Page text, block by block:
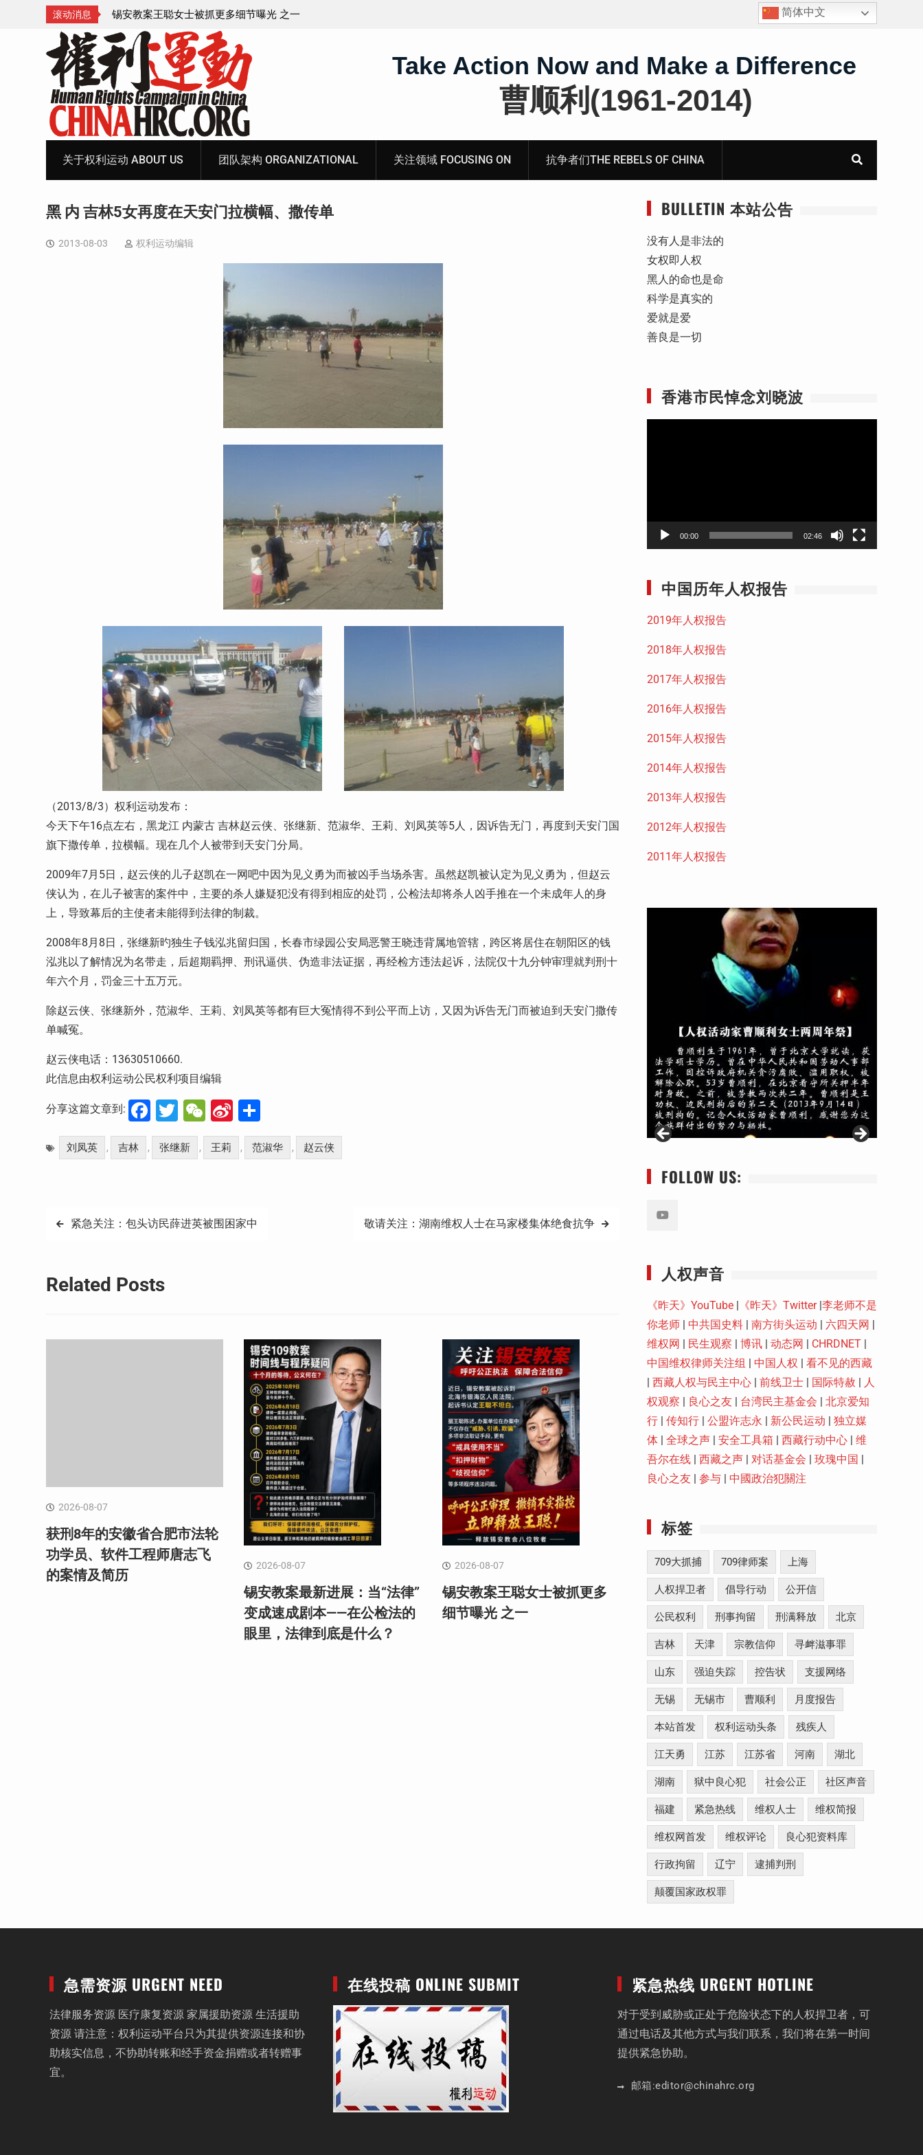
滚动消息
速成剧本——在公检 锡安教案王聪女士被抓更多细节曝光 之一
获刑8年的安徽省合肥市法轮功学员、软件工程师唐志
简体中文
Take Action Now and Make a Difference
曹顺利(1961-2014)
关于权利运动 ABOUT US 团队架构 ORGANIZATIONAL 关注领域 FOCUSING ON 抗争者们THE REBELS OF CHINA
黑 内 吉林5女再度在天安门拉横幅、撒传单
2013-08-03 权利运动编辑
（2013/8/3）权利运动发布：
今天下午16点左右，黑龙江 内蒙古 吉林赵云侠、张继新、范淑华、王莉、刘凤英等5人，因诉告无门，再度到天安门国
旗下撒传单，拉横幅。现在几个人被带到天安门分局。
2009年7月5日，赵云侠的儿子赵凯在一网吧中因为见义勇为而被凶手当场杀害。虽然赵凯被认定为见义勇为，但赵云
侠认为，在儿子被害的案件中，主要的杀人嫌疑犯没有得到相应的处罚，公检法却将杀人凶手推在一个未成年人的身
上，导致幕后的主使者未能得到法律的制裁。
2008年8月8日，张继新旳独生子钱泓兆留归国，长春市绿园公安局恶警王晓违背属地管辖，跨区将居住在朝阳区的钱
泓兆以了解情况为名带走，后超期羁押、刑讯逼供、伪造非法证据，再经检方违法起诉，法院仅十九分钟审理就判刑十
年六个月，罚金三十五万元。
除赵云侠、张继新外，范淑华、王莉、刘凤英等都有巨大冤情得不到公平而上访，又因为诉告无门而被迫到天安门撒传
单喊冤。
赵云侠电话：13630510660.
此信息由权利运动公民权利项目编辑
分享这篇文章到: Facebook
Twitter
WeChat
Sina
Weibo
享
刘凤英 , 吉林 , 张继新 , 王莉 , 范淑华 , 赵云侠
文
导
紧急关注：包头访民薛进英被围困家中 敬请关注：湖南维权人士在马家楼集体绝食抗争
Related Posts
2026-08-07
获刑8年的安徽省合肥市法轮
功学员、软件工程师唐志飞
的案情及简历
2026-08-07
锡安教案最新进展：当“法律”
变成速成剧本——在公检法的
眼里，法律到底是什么？
2026-08-07
锡安教案王聪女士被抓更多
细节曝光 之一
BULLETIN 本站公告
没有人是非法的
女权即人权
黑人的命也是命
科学是真实的
爱就是爱
善良是一切
香港市民悼念刘晓波
00:00 02:46
中国历年人权报告
2019年人权报告
2018年人权报告
2017年人权报告
2016年人权报告
2015年人权报告
2014年人权报告
2013年人权报告
2012年人权报告
2011年人权报告
FOLLOW US:
人权声音
《昨天》YouTube | 《昨天》Twitter|李老师不是
你老师 | 中共国史料 | 南方街头运动 | 六四天网 |
维权网 | 民生观察 | 博讯 | 动态网 | CHRDNET |
中国维权律师关注组 | 中国人权 | 看不见的西藏
| 西藏人权与民主中心 | 前线卫士 | 国际特赦 | 人
权观察 | 良心之友 | 台湾民主基金会 | 北京爱知
行 | 传知行 | 公盟许志永 | 新公民运动 | 独立媒
体 | 全球之声 | 安全工具箱 | 西藏行动中心 | 维
吾尔在线 | 西藏之声 | 对话基金会 | 玫瑰中国 |
良心之友 | 参与 | 中國政治犯關注
标签
709大抓捕 709律师案 上海
人权捍卫者 倡导行动 公开信
公民权利 刑事拘留 刑满释放 北京
吉林 天津 宗教信仰 寻衅滋事罪
山东 强迫失踪 控告状 支援网络
无锡 无锡市 曹顺利 月度报告
本站首发 权利运动头条 残疾人
江天勇 江苏 江苏省 河南 湖北
湖南 狱中良心犯 社会公正 社区声音
福建 紧急热线 维权人士 维权简报
维权网首发 维权评论 良心犯资料库
行政拘留 辽宁 逮捕判刑
颠覆国家政权罪
急需资源 URGENT NEED
法律服务资源 医疗康复资源 家属援助资源 生活援助
资源 请注意：权利运动平台只为其提供资源连接和协
助核实信息，不协助转账和经手资金捐赠或者转赠事
宜。
在线投稿 ONLINE SUBMIT 紧急热线 URGENT HOTLINE
对于受到威胁或正处于危险状态下的人权捍卫者，可
通过电话及其他方式与我们联系，我们将在第一时间
提供紧急协助。
邮箱:editor@chinahrc.org